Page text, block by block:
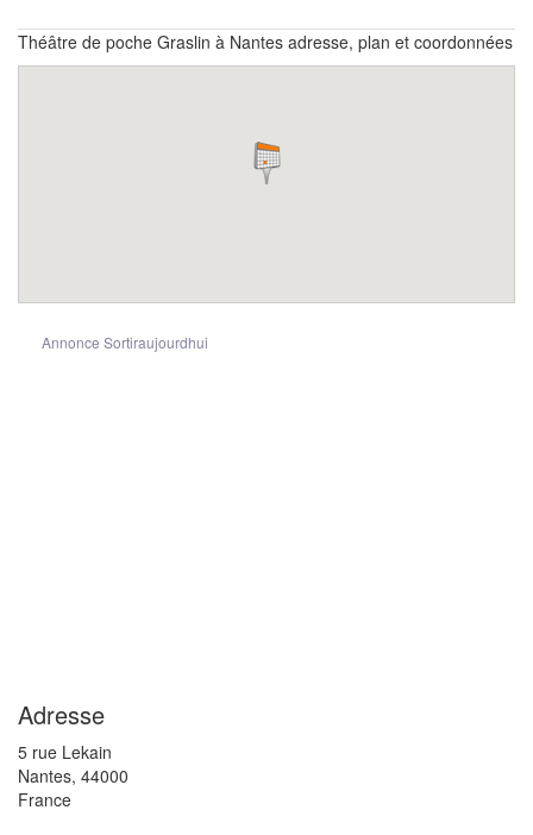
Théâtre de poche Graslin à Nantes adresse, plan et coordonnées
Annonce Sortiraujourdhui
Adresse
5 rue Lekain
Nantes, 44000
France